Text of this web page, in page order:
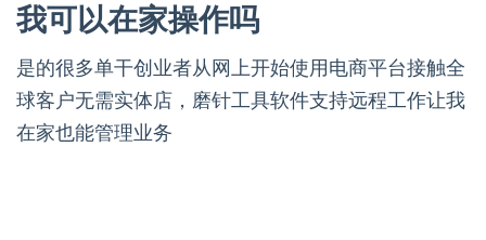
我可以在家操作吗
是的很多单干创业者从网上开始使用电商平台接触全
球客户无需实体店，磨针工具软件支持远程工作让我
在家也能管理业务